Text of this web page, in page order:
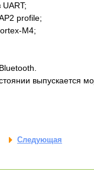
profile;
M4;
выпускается
Следующая